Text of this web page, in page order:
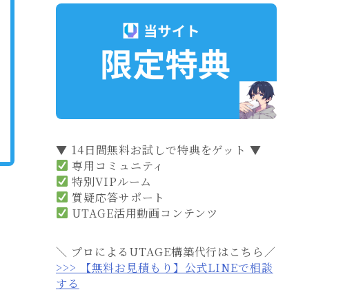
▼ 14日間無料お試しで特典をゲット ▼
専用コミュニティ
特別VIPルーム
質疑応答サポート
UTAGE活用動画コンテンツ
＼ プロによるUTAGE構築代行はこちら／
>>> 【無料お見積もり】公式LINEで相談
する